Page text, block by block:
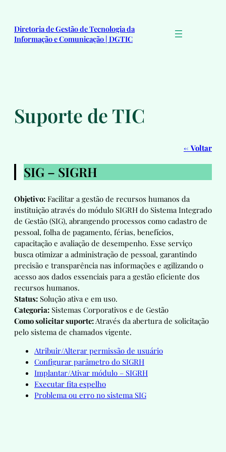
conteúdo
Diretoria de Gestão de Tecnologia da
Informação e Comunicação | DGTIC
Suporte de TIC
← Voltar
SIG – SIGRH
Objetivo: Facilitar a gestão de recursos humanos da
instituição através do módulo SIGRH do Sistema Integrado
de Gestão (SIG), abrangendo processos como cadastro de
pessoal, folha de pagamento, férias, benefícios,
capacitação e avaliação de desempenho. Esse serviço
busca otimizar a administração de pessoal, garantindo
precisão e transparência nas informações e agilizando o
acesso aos dados essenciais para a gestão eficiente dos
recursos humanos.
Status: Solução ativa e em uso.
Categoria: Sistemas Corporativos e de Gestão
Como solicitar suporte: Através da abertura de solicitação
pelo sistema de chamados vigente.
Atribuir/Alterar permissão de usuário
Configurar parâmetro do SIGRH
Implantar/Ativar módulo – SIGRH
Executar fita espelho
Problema ou erro no sistema SIG